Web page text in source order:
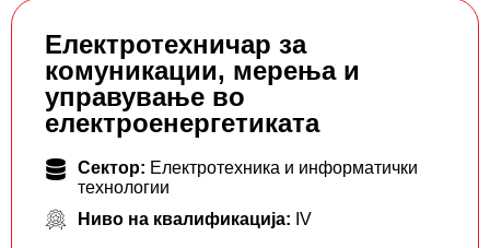
Електротехничар за
комуникации, мерења и
управување во
електроенергетиката
Сектор: Електротехника и информатички
технологии
Ниво на квалификација: IV